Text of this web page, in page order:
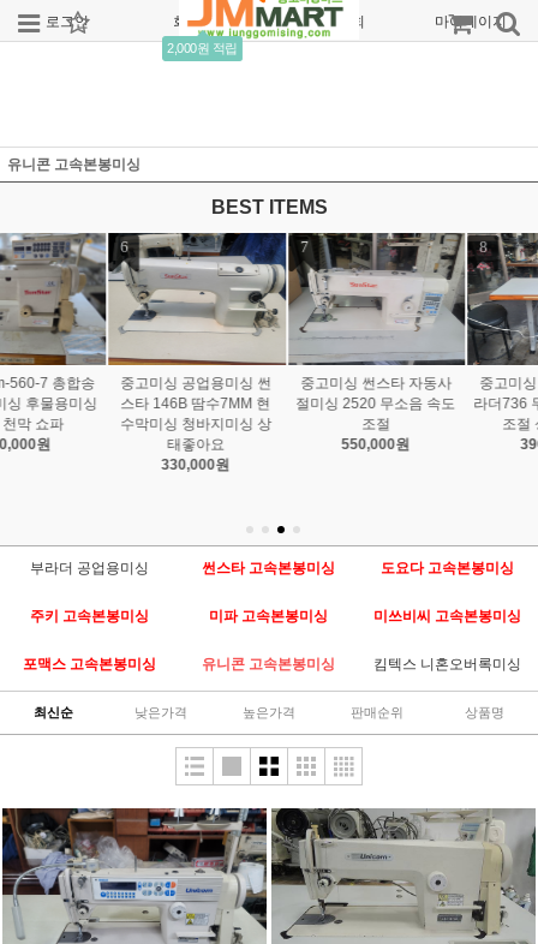
로그인 회원가입
2,000원 적립
주문조회 마이페이지
유니콘 고속본봉미싱
BEST ITEMS
7
중고미싱 썬스타 자동사
절미싱 2520 무소음 속도
8
중고미싱 공업용미싱 부
라더736 무소음모터 속도
조절 상태좋아요
9
중고미싱 썬스타 235AS
무소음 속도조절 상태좋
부라더 공업용미싱 썬스타 고속본봉미싱 도요다 고속본봉미싱
주키 고속본봉미싱 미파 고속본봉미싱 미쓰비씨 고속본봉미싱
포맥스 고속본봉미싱 유니콘 고속본봉미싱 킴텍스 니혼오버록미싱
최신순 낮은가격 높은가격 판매순위 상품명